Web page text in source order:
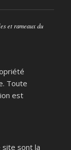
et rameaux du
Toute
est
site sont la